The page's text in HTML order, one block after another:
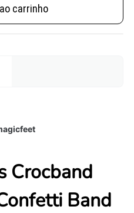
carrinho
Crocband
Band